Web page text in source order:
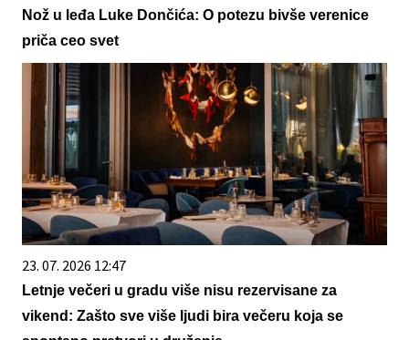
Nož u leđa Luke Dončića: O potezu bivše verenice
priča ceo svet
23. 07. 2026 12:47
Letnje večeri u gradu više nisu rezervisane za
vikend: Zašto sve više ljudi bira večeru koja se